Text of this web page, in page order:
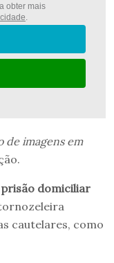
obter mais
de imagens em
domiciliar
cautelares, como